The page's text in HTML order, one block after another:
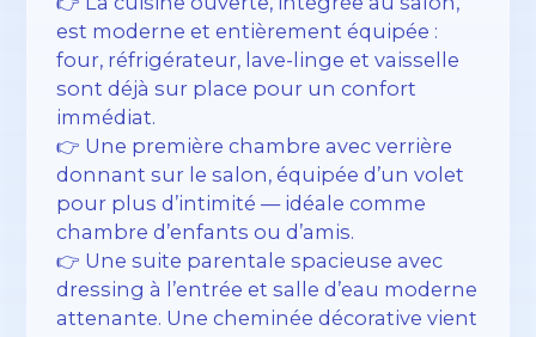
est moderne et entièrement équipée :
four, réfrigérateur, lave-linge et vaisselle
sont déjà sur place pour un confort
immédiat.
👉 Une première chambre avec verrière
donnant sur le salon, équipée d’un volet
pour plus d’intimité — idéale comme
chambre d’enfants ou d’amis.
👉 Une suite parentale spacieuse avec
dressing à l’entrée et salle d’eau moderne
attenante. Une cheminée décorative vient